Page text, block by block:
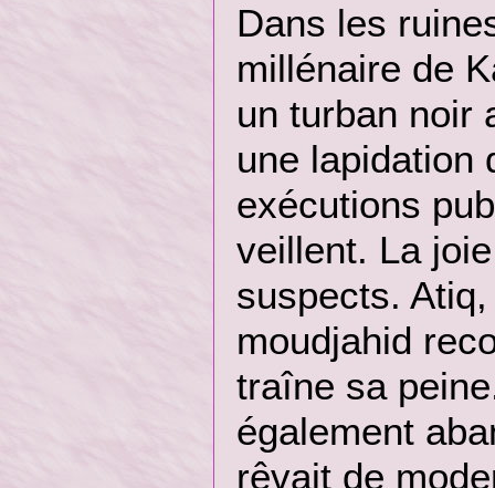
Dans les
millénaire de
un turban noir
une lapidation
exécutions
veillent. La
suspects.
moudjahid
traîne sa
également
rêvait de